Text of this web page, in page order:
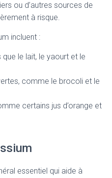
ou d’autres sources de
à risque.
incluent :
le lait, le yaourt et le
comme le brocoli et le
certains jus d’orange et
essentiel qui aide à